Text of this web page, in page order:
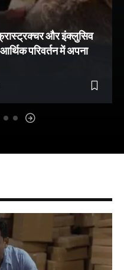
और इंक्लुसिव
परिवर्तन में अपना